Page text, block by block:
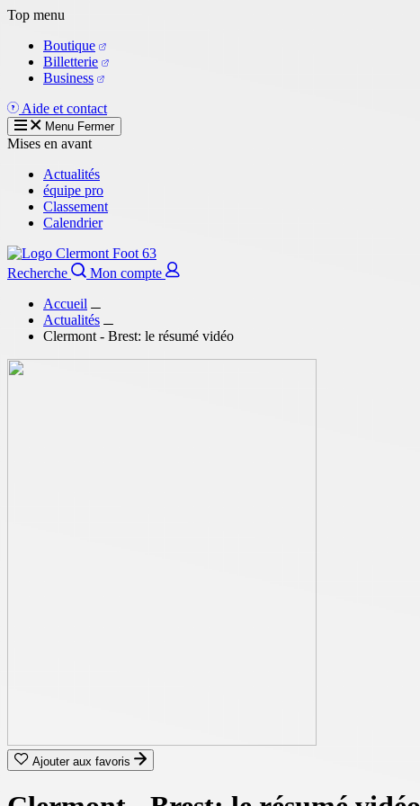
Aller
contenu
principal
Top menu
Boutique
Billetterie
Business
Aide et contact
Menu Fermer
Mises en avant
Actualités
équipe pro
Classement
Calendrier
Recherche
Mon compte
Accueil
Actualités
Clermont - Brest: le résumé vidéo
Ajouter aux favoris